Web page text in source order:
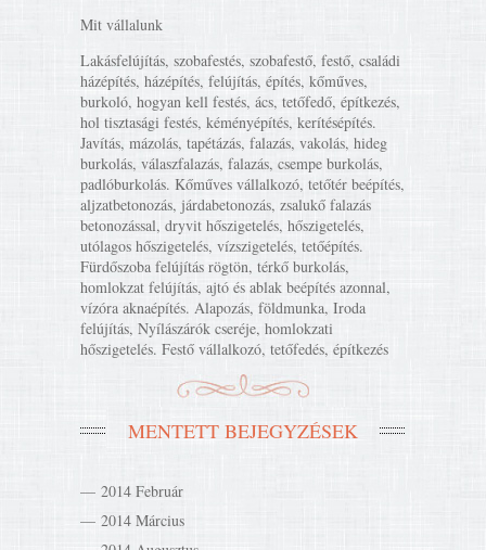
Mit vállalunk
Lakásfelújítás, szobafestés, szobafestő, festő, családi
házépítés, házépítés, felújítás, építés, kőműves,
burkoló, hogyan kell festés, ács, tetőfedő, építkezés,
hol tisztasági festés, kéményépítés, kerítésépítés.
Javítás, mázolás, tapétázás, falazás, vakolás, hideg
burkolás, válaszfalazás, falazás, csempe burkolás,
padlóburkolás. Kőműves vállalkozó, tetőtér beépítés,
aljzatbetonozás, járdabetonozás, zsalukő falazás
betonozással, dryvit hőszigetelés, hőszigetelés,
utólagos hőszigetelés, vízszigetelés, tetőépítés.
Fürdőszoba felújítás rögtön, térkő burkolás,
homlokzat felújítás, ajtó és ablak beépítés azonnal,
vízóra aknaépítés. Alapozás, földmunka, Iroda
felújítás, Nyílászárók cseréje, homlokzati
hőszigetelés. Festő vállalkozó, tetőfedés, építkezés
MENTETT BEJEGYZÉSEK
2014 Február
2014 Március